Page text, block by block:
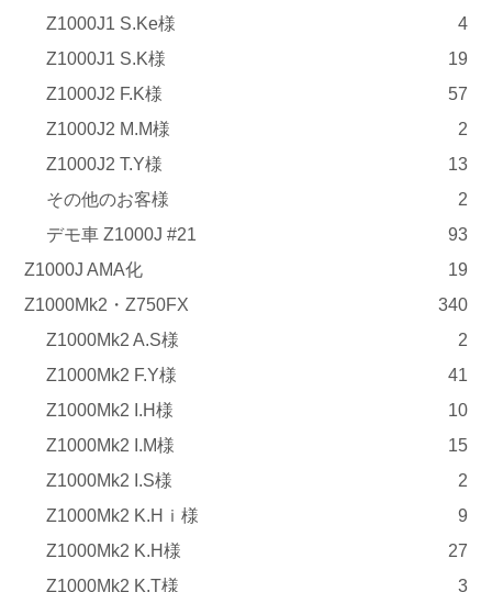
Z1000J1 S.Ke様
4
Z1000J1 S.K様
19
Z1000J2 F.K様
57
Z1000J2 M.M様
2
Z1000J2 T.Y様
13
その他のお客様
2
デモ車 Z1000J #21
93
Z1000J AMA化
19
Z1000Mk2・Z750FX
340
Z1000Mk2 A.S様
2
Z1000Mk2 F.Y様
41
Z1000Mk2 I.H様
10
Z1000Mk2 I.M様
15
Z1000Mk2 I.S様
2
Z1000Mk2 K.Hｉ様
9
Z1000Mk2 K.H様
27
Z1000Mk2 K.T様
3